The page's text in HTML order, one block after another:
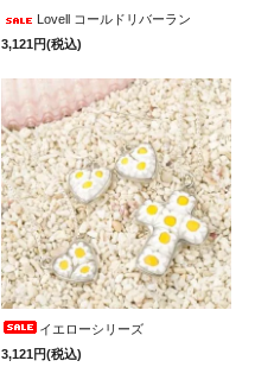
Lovell コールドリバーラン
3,121円(税込)
イエローシリーズ
3,121円(税込)